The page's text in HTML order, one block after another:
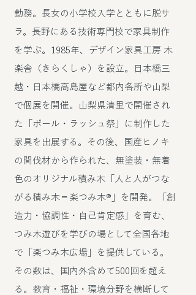
勤務。長女の小学校入学とともに脱サ
ラ。長野にある技術専門校で家具制作
を学ぶ。1985年、デザイン家具工房 木
楽舎（きらくしゃ）を設立。日本橋三
越・日本橋高島屋など都内各所や山梨
で個展を開催。山梨県清里で開催され
た「ポール・ラッシュ祭」に制作した
家具を出展する。その後、国産ヒノキ
の間伐材から作られた、無塗装・無着
色のオリジナル積み木「人と人がつな
がる積み木＝楽つみ木®」を開発。「創
造力・協調性・自己肯定感」を育む、
つみ木遊びを学びの場として全国各地
で「楽つみ木広場」を提供している。
その数は、国内外含めて500回を超え
る。教育・福祉・環境分野を横断して